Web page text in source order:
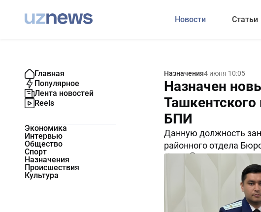
Новости Статьи
Главная
Популярное
Лента новостей
Reels
Экономика
Интервью
Общество
Спорт
Назначения
Происшествия
Культура
Назначения4 июня 10:05
Назначен
Ташкентского
БПИ
Данную должность
районного отдела